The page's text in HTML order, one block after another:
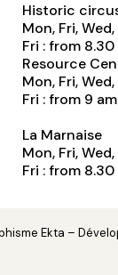
Historic
Mon, Fri,
Fri : from
Resource
Mon, Fri,
Fri : from 9
La Marnaise
Mon, Fri,
Fri : from
Ekta –